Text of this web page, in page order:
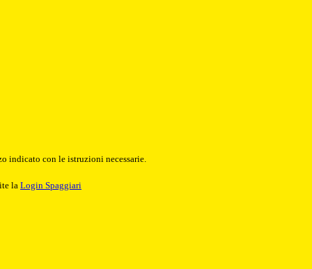
indicato con le istruzioni necessarie.
la Login Spaggiari